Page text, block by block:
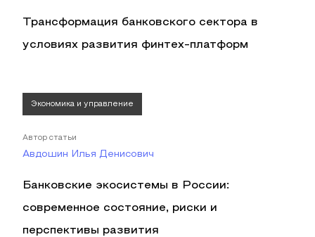
Трансформация банковского сектора в
условиях развития финтех-платформ
Экономика и управление
Автор статьи
Авдошин Илья Денисович
Банковские экосистемы в России:
современное состояние, риски и
перспективы развития